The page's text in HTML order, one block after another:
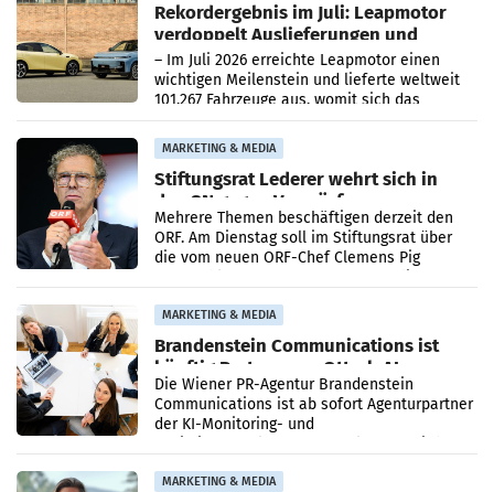
Rekordergebnis im Juli: Leapmotor
verdoppelt Auslieferungen und
überschreitet die 100.000er-Marke
– Im Juli 2026 erreichte Leapmotor einen
wichtigen Meilenstein und lieferte weltweit
101.267 Fahrzeuge aus, womit sich das
Ergebnis gegenüber Juli 2025 mehr als
verdoppelte (+102
MARKETING & MEDIA
Stiftungsrat Lederer wehrt sich in
den SN gegen Vorwürfe
Mehrere Themen beschäftigen derzeit den
ORF. Am Dienstag soll im Stiftungsrat über
die vom neuen ORF-Chef Clemens Pig
MARKETING & MEDIA
Brandenstein Communications ist
künftig Partner von OtterlyAI
Die Wiener PR-Agentur Brandenstein
Communications ist ab sofort Agenturpartner
der KI-Monitoring- und
MARKETING & MEDIA